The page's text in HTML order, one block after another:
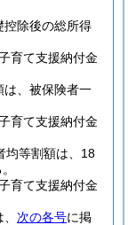
控除後の総所得
育て支援納付金
は、被保険者一
育て支援納付金
均等割額は、18
育て支援納付金
次の各号に掲